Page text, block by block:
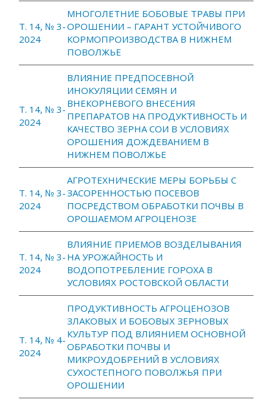
Т. 14, № 3-
2024
МНОГОЛЕТНИЕ БОБОВЫЕ ТРАВЫ ПРИ
ОРОШЕНИИ – ГАРАНТ УСТОЙЧИВОГО
КОРМОПРОИЗВОДСТВА В НИЖНЕМ
ПОВОЛЖЬЕ
Т. 14, № 3-
2024
ВЛИЯНИЕ ПРЕДПОСЕВНОЙ
ИНОКУЛЯЦИИ СЕМЯН И
ВНЕКОРНЕВОГО ВНЕСЕНИЯ
ПРЕПАРАТОВ НА ПРОДУКТИВНОСТЬ И
КАЧЕСТВО ЗЕРНА СОИ В УСЛОВИЯХ
ОРОШЕНИЯ ДОЖДЕВАНИЕМ В
НИЖНЕМ ПОВОЛЖЬЕ
Т. 14, № 3-
2024
АГРОТЕХНИЧЕСКИЕ МЕРЫ БОРЬБЫ С
ЗАСОРЕННОСТЬЮ ПОСЕВОВ
ПОСРЕДСТВОМ ОБРАБОТКИ ПОЧВЫ В
ОРОШАЕМОМ АГРОЦЕНОЗЕ
Т. 14, № 3-
2024
ВЛИЯНИЕ ПРИЕМОВ ВОЗДЕЛЫВАНИЯ
НА УРОЖАЙНОСТЬ И
ВОДОПОТРЕБЛЕНИЕ ГОРОХА В
УСЛОВИЯХ РОСТОВСКОЙ ОБЛАСТИ
Т. 14, № 4-
2024
ПРОДУКТИВНОСТЬ АГРОЦЕНОЗОВ
ЗЛАКОВЫХ И БОБОВЫХ ЗЕРНОВЫХ
КУЛЬТУР ПОД ВЛИЯНИЕМ ОСНОВНОЙ
ОБРАБОТКИ ПОЧВЫ И
МИКРОУДОБРЕНИЙ В УСЛОВИЯХ
СУХОСТЕПНОГО ПОВОЛЖЬЯ ПРИ
ОРОШЕНИИ